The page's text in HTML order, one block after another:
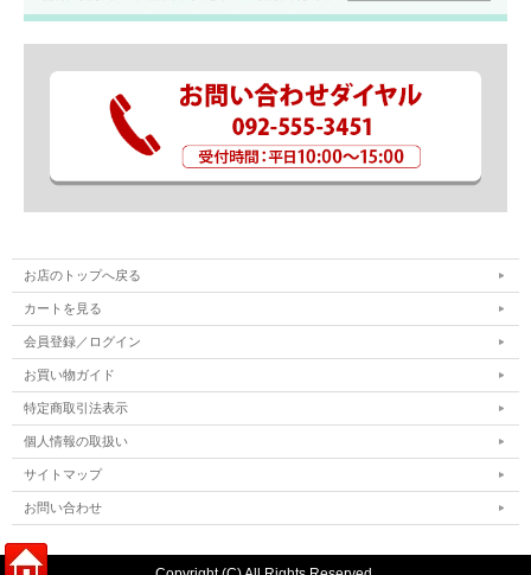
お店のトップへ戻る
カートを見る
会員登録／ログイン
お買い物ガイド
特定商取引法表示
個人情報の取扱い
サイトマップ
お問い合わせ